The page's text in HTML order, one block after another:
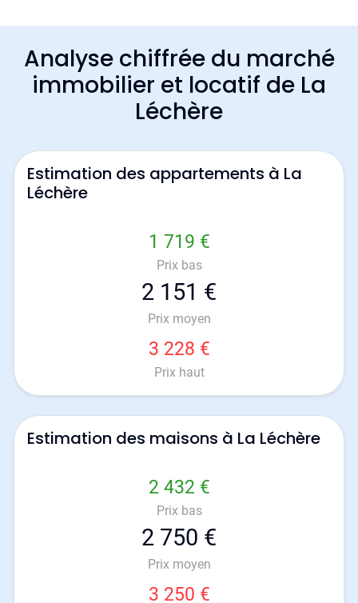
Analyse chiffrée du marché
immobilier et locatif de La
Léchère
Estimation des appartements à La
Léchère
1 719 €
Prix bas
2 151 €
Prix moyen
3 228 €
Prix haut
Estimation des maisons à La Léchère
2 432 €
Prix bas
2 750 €
Prix moyen
3 250 €